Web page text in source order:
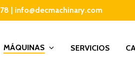
| info@decmachinary.com
MÁQUINAS SERVICIOS